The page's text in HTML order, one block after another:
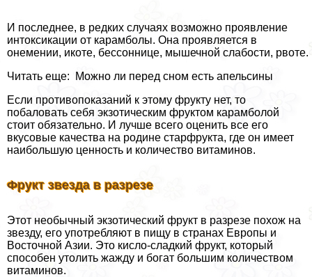
И последнее, в редких случаях возможно проявление
интоксикации от карамболы. Она проявляется в
онемении, икоте, бессоннице, мышечной слабости, рвоте.
Читать еще: Можно ли перед сном есть апельсины
Если противопоказаний к этому фрукту нет, то
побаловать себя экзотическим фруктом карамболой
стоит обязательно. И лучше всего оценить все его
вкусовые качества на родине старфрукта, где он имеет
наибольшую ценность и количество витаминов.
Фрукт звезда в разрезе
Этот необычный экзотический фрукт в разрезе похож на
звезду, его употрeбляют в пищу в странах Европы и
Восточной Азии. Это кисло-сладкий фрукт, который
способен утолить жажду и богат большим количеством
витаминов.